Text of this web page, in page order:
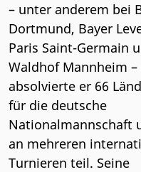
– unter anderem bei
Dortmund, Bayer
Paris Saint-Germain
Waldhof Mannheim –
absolvierte er 66
für die deutsche
Nationalmannschaft
an mehreren
Turnieren teil. Seine